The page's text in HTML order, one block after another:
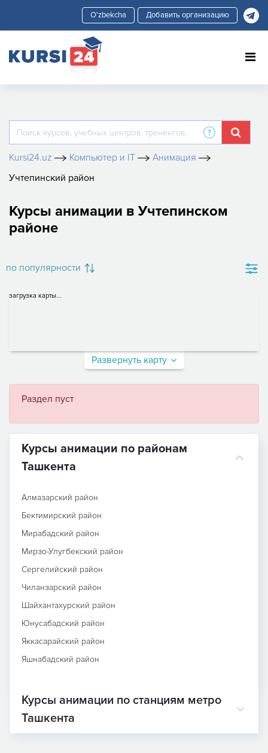
Добавить организацию
Kursi24.uz Компьютер и IT
Анимация
Учтепинский район
Курсы анимации в Учтепинском
районе
по популярности
загрузка карты...
Развернуть карту
Раздел пуст
Курсы анимации по районам
Ташкента
Алмазарский район
Бектимирский район
Мирабадский район
Мирзо-Улугбекский район
Сергелийский район
Чиланзарский район
Шайхантахурский район
Юнусабадский район
Яккасарайский район
Яшнабадский район
Курсы анимации по станциям метро
Ташкента